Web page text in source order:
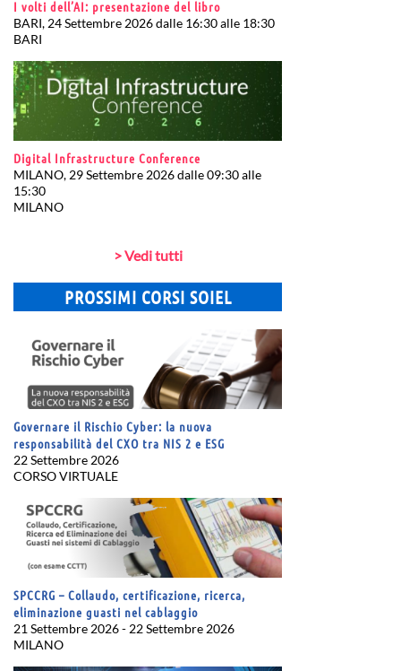
I volti dell’AI: presentazione del libro
BARI, 24 Settembre 2026 dalle 16:30 alle 18:30
BARI
Digital Infrastructure Conference
MILANO, 29 Settembre 2026 dalle 09:30 alle
15:30
MILANO
> Vedi tutti
PROSSIMI CORSI SOIEL
Governare il Rischio Cyber: la nuova
responsabilità del CXO tra NIS 2 e ESG
22 Settembre 2026
CORSO VIRTUALE
SPCCRG – Collaudo, certificazione, ricerca,
eliminazione guasti nel cablaggio
21 Settembre 2026 - 22 Settembre 2026
MILANO